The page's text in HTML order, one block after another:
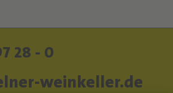
28 - 0
weinkeller.de